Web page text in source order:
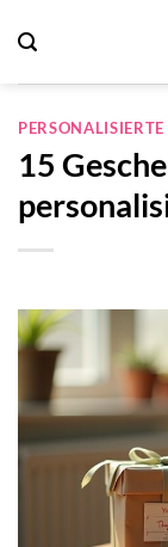
Inhalt
springen
15